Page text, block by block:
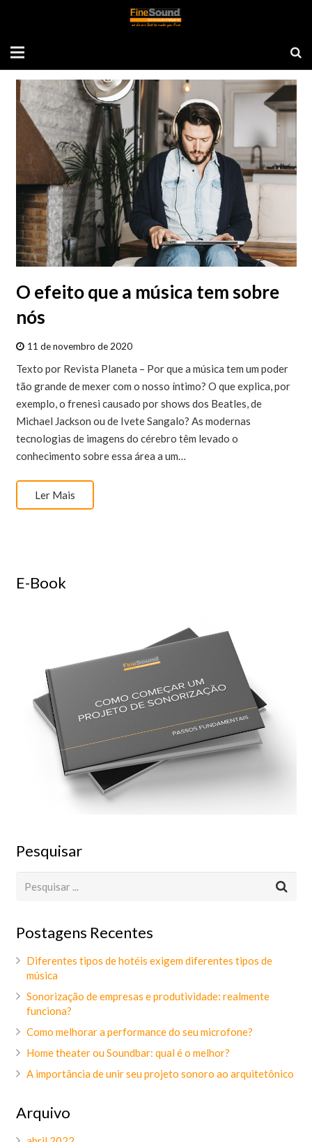
Mês: novembro 2020
O efeito que a música tem sobre
nós
11 de novembro de 2020
Texto por Revista Planeta – Por que a música tem um poder
tão grande de mexer com o nosso íntimo? O que explica, por
exemplo, o frenesi causado por shows dos Beatles, de
Michael Jackson ou de Ivete Sangalo? As modernas
tecnologias de imagens do cérebro têm levado o
conhecimento sobre essa área a um…
Ler Mais
E-Book
Pesquisar
Postagens Recentes
Diferentes tipos de hotéis exigem diferentes tipos de
música
Sonorização de empresas e produtividade: realmente
funciona?
Como melhorar a performance do seu microfone?
Home theater ou Soundbar: qual é o melhor?
A importância de unir seu projeto sonoro ao arquitetônico
Arquivo